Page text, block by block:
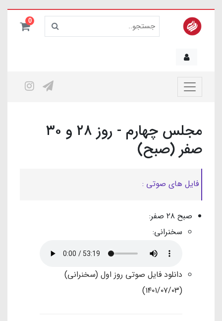
0
مجلس چهارم - روز ۲۸ و ۳۰
صفر (صبح)
فایل های صوتی :
صبح ۲۸ صفر:
سخنرانی:‌
دانلود فایل صوتی روز اول (سخنرانی)
(۱۴۰۱/۰۷/۰۳)